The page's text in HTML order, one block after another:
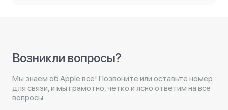
Возникли вопросы?
Мы знаем об Apple все! Позвоните или оставьте номер
для связи, и мы грамотно, четко и ясно ответим на все
вопросы.